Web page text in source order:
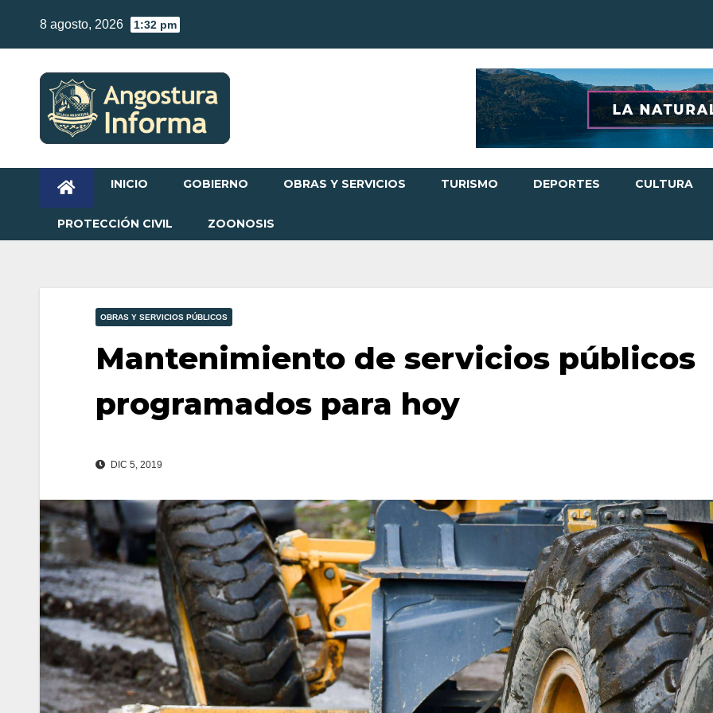
content
8 agosto, 2026 1:32 pm
INICIO GOBIERNO OBRAS Y SERVICIOS TURISMO DEPORTES CULTURA
PROTECCIÓN CIVIL ZOONOSIS
OBRAS Y SERVICIOS PÚBLICOS
Mantenimiento de servicios públicos
programados para hoy
DIC 5, 2019